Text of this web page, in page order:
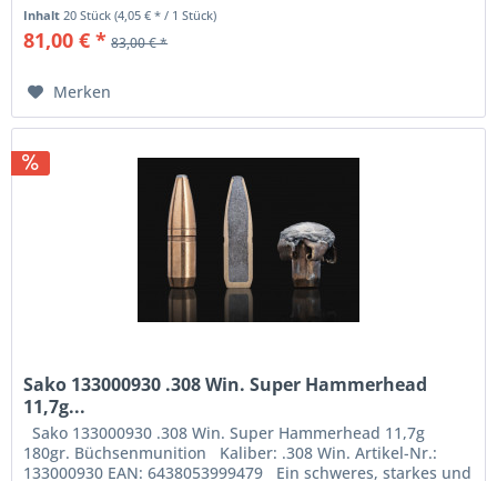
Inhalt 20 Stück(4,05 € * / 1 Stück)
81,00 € * 83,00 € *
Merken
Sako 133000930 .308 Win. Super Hammerhead
11,7g...
Sako 133000930 .308 Win. Super Hammerhead 11,7g
180gr. Büchsenmunition Kaliber: .308 Win. Artikel-Nr.:
133000930 EAN: 6438053999479 Ein schweres, starkes und